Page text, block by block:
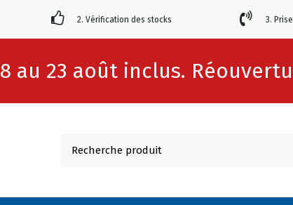
2. Vérification des stocks 3.
au 23 août inclus.